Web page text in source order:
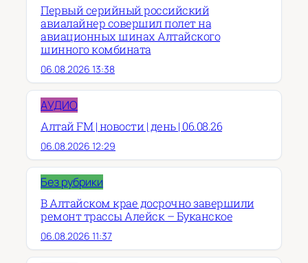
Первый серийный российский
авиалайнер совершил полет на
авиационных шинах Алтайского
шинного комбината
06.08.2026 13:38
АУДИО
Алтай FM | новости | день | 06.08.26
06.08.2026 12:29
Без рубрики
В Алтайском крае досрочно завершили
ремонт трассы Алейск – Буканское
06.08.2026 11:37